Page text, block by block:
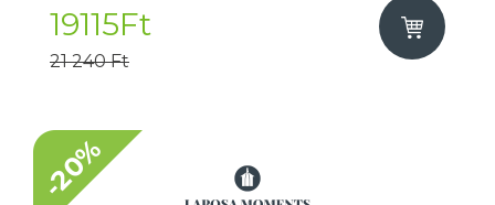
19115Ft
21 240 Ft
-20%